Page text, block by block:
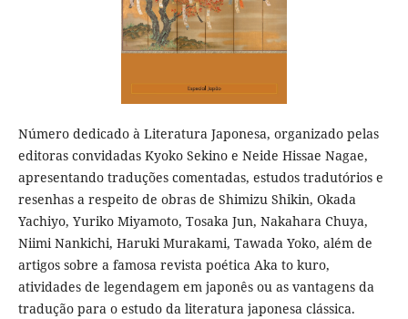
Número dedicado à Literatura Japonesa, organizado pelas
editoras convidadas Kyoko Sekino e Neide Hissae Nagae,
apresentando traduções comentadas, estudos tradutórios e
resenhas a respeito de obras de Shimizu Shikin, Okada
Yachiyo, Yuriko Miyamoto, Tosaka Jun, Nakahara Chuya,
Niimi Nankichi, Haruki Murakami, Tawada Yoko, além de
artigos sobre a famosa revista poética Aka to kuro,
atividades de legendagem em japonês ou as vantagens da
tradução para o estudo da literatura japonesa clássica.